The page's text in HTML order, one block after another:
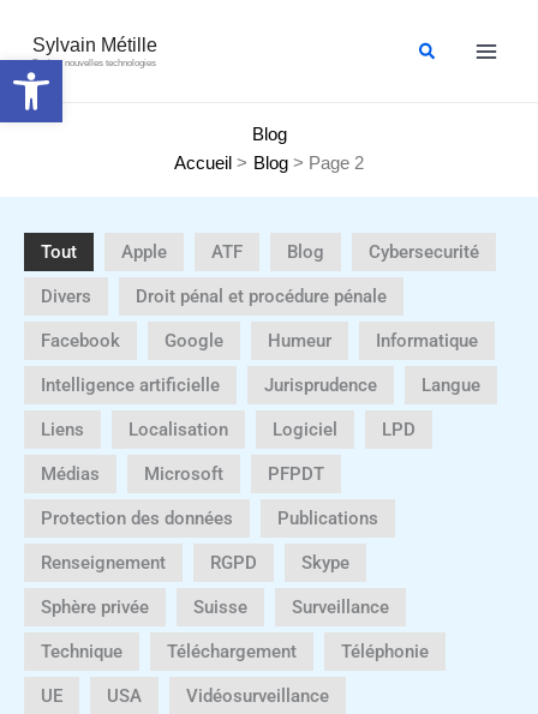
Ouvrir la barre d’outils
contenu
Sylvain Métille
Droit et nouvelles technologies
Rechercher
Blog
Accueil
Blog Page 2
Tout Apple ATF Blog Cybersecurité
Divers Droit pénal et procédure pénale
Facebook Google Humeur Informatique
Intelligence artificielle Jurisprudence Langue
Liens Localisation Logiciel LPD
Médias Microsoft PFPDT
Protection des données Publications
Renseignement RGPD Skype
Sphère privée Suisse Surveillance
Technique Téléchargement Téléphonie
UE USA Vidéosurveillance